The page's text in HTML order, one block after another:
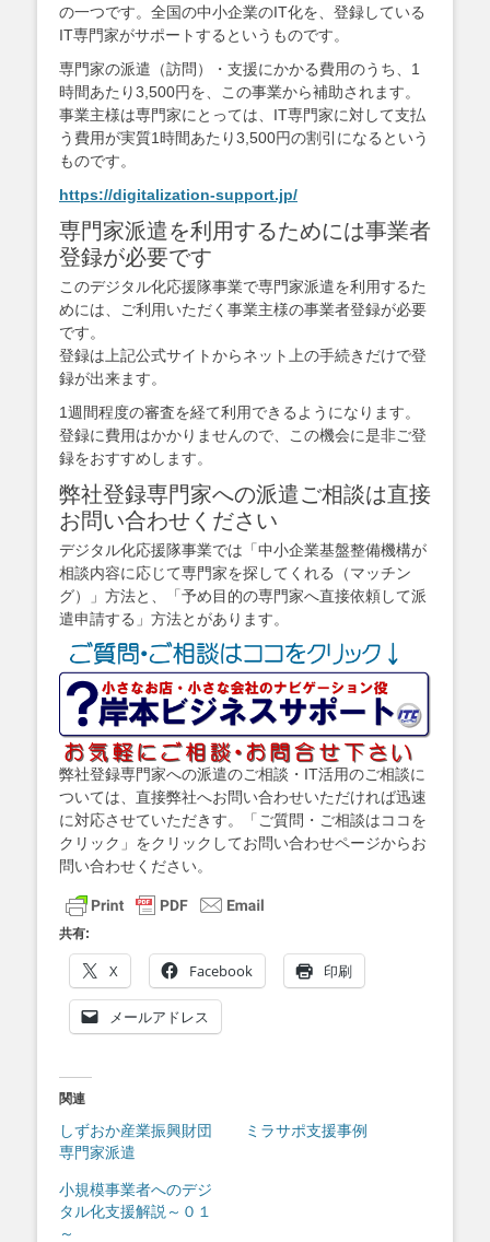
の一つです。全国の中小企業のIT化を、登録している
IT専門家がサポートするというものです。
専門家の派遣（訪問）・支援にかかる費用のうち、1
時間あたり3,500円を、この事業から補助されます。
事業主様は専門家にとっては、IT専門家に対して支払
う費用が実質1時間あたり3,500円の割引になるという
ものです。
https://digitalization-support.jp/
専門家派遣を利用するためには事業者
登録が必要です
このデジタル化応援隊事業で専門家派遣を利用するた
めには、ご利用いただく事業主様の事業者登録が必要
です。
登録は上記公式サイトからネット上の手続きだけで登
録が出来ます。
1週間程度の審査を経て利用できるようになります。
登録に費用はかかりませんので、この機会に是非ご登
録をおすすめします。
弊社登録専門家への派遣ご相談は直接
お問い合わせください
デジタル化応援隊事業では「中小企業基盤整備機構が
相談内容に応じて専門家を探してくれる（マッチン
グ）」方法と、「予め目的の専門家へ直接依頼して派
遣申請する」方法とがあります。
弊社登録専門家への派遣のご相談・IT活用のご相談に
ついては、直接弊社へお問い合わせいただければ迅速
に対応させていただきす。「ご質問・ご相談はココを
クリック」をクリックしてお問い合わせページからお
問い合わせください。
共有:
X Facebook 印刷
メールアドレス
関連
しずおか産業振興財団
専門家派遣
ミラサポ支援事例
小規模事業者へのデジ
タル化支援解説～０１
～